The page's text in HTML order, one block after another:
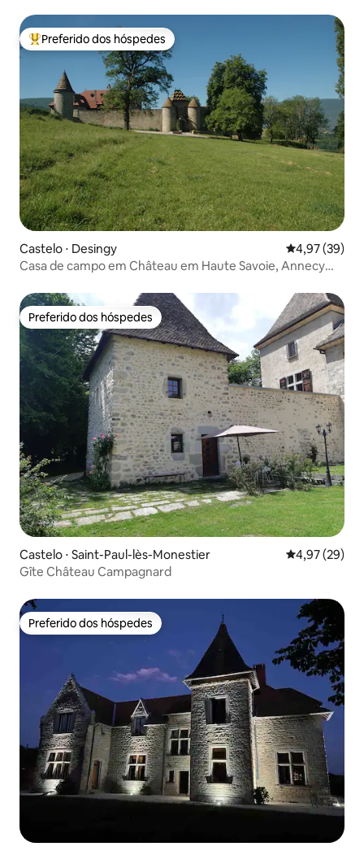
Entre os melhores preferidos dos hóspedes
Preferido dos hóspedes
Castelo ⋅ Desingy 4,97 de uma
4,97 (39)
Casa de campo em Château em Haute Savoie, Annecy
Preferido dos hóspedes
Preferido dos hóspedes
Castelo ⋅ Saint-Paul-lès-Monestier 4,97 de uma
4,97 (29)
Gîte Château Campagnard
Preferido dos hóspedes
Preferido dos hóspedes